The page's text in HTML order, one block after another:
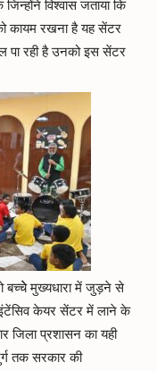
विश्वास जताया कि
कायम रखना है यह सेंटर
पा रही है उनको इस सेंटर
बच्चेे मुख्यधारा में जुड़ने से
केयर सेंटर में लाने के
जिला प्रशासन का यही
तक सरकार की